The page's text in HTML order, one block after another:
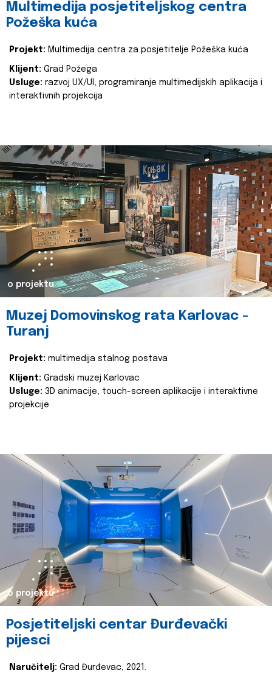
Multimedija posjetiteljskog centra
Požeška kuća
Projekt: Multimedija centra za posjetitelje Požeška kuća
Klijent: Grad Požega
Usluge: razvoj UX/UI, programiranje multimedijskih aplikacija i
interaktivnih projekcija
o projektu
Muzej Domovinskog rata Karlovac -
Turanj
Projekt: multimedija stalnog postava
Klijent: Gradski muzej Karlovac
Usluge: 3D animacije, touch-screen aplikacije i interaktivne
projekcije
o projektu
Posjetiteljski centar Đurđevački
pijesci
Naručitelj: Grad Đurđevac, 2021.